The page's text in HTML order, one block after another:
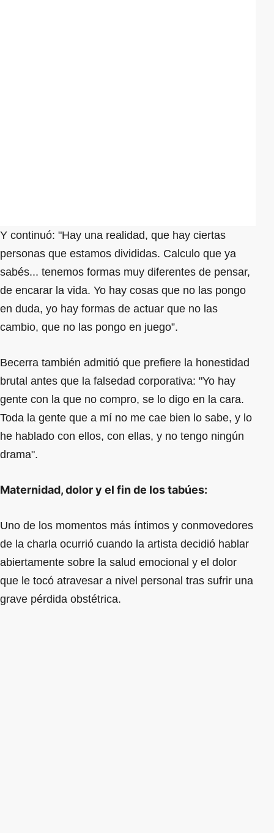
Y continuó: "Hay una realidad, que hay ciertas
personas que estamos divididas. Calculo que ya
sabés... tenemos formas muy diferentes de pensar,
de encarar la vida. Yo hay cosas que no las pongo
en duda, yo hay formas de actuar que no las
cambio, que no las pongo en juego”.
Becerra también admitió que prefiere la honestidad
brutal antes que la falsedad corporativa: "Yo hay
gente con la que no compro, se lo digo en la cara.
Toda la gente que a mí no me cae bien lo sabe, y lo
he hablado con ellos, con ellas, y no tengo ningún
drama".
Maternidad, dolor y el fin de los tabúes:
Uno de los momentos más íntimos y conmovedores
de la charla ocurrió cuando la artista decidió hablar
abiertamente sobre la salud emocional y el dolor
que le tocó atravesar a nivel personal tras sufrir una
grave pérdida obstétrica.